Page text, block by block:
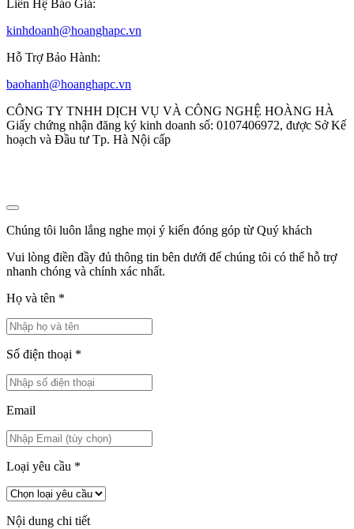
Liên Hệ Báo Giá:
kinhdoanh@hoanghapc.vn
Hỗ Trợ Bảo Hành:
baohanh@hoanghapc.vn
CÔNG TY TNHH DỊCH VỤ VÀ CÔNG NGHỆ HOÀNG HÀ
Giấy chứng nhận đăng ký kinh doanh số: 0107406972, được Sở Kế
hoạch và Đầu tư Tp. Hà Nội cấp
Chúng tôi luôn lắng nghe mọi ý kiến đóng góp từ Quý khách
Vui lòng điền đầy đủ thông tin bên dưới để chúng tôi có thể hỗ trợ
nhanh chóng và chính xác nhất.
Họ và tên *
Số điện thoại *
Email
Loại yêu cầu *
Nội dung chi tiết